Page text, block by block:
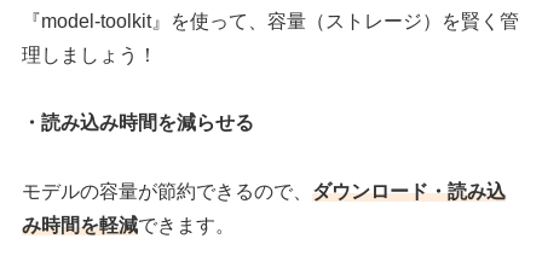
『model-toolkit』を使って、容量（ストレージ）を賢く管
理しましょう！
・読み込み時間を減らせる
モデルの容量が節約できるので、ダウンロード・読み込
み時間を軽減できます。